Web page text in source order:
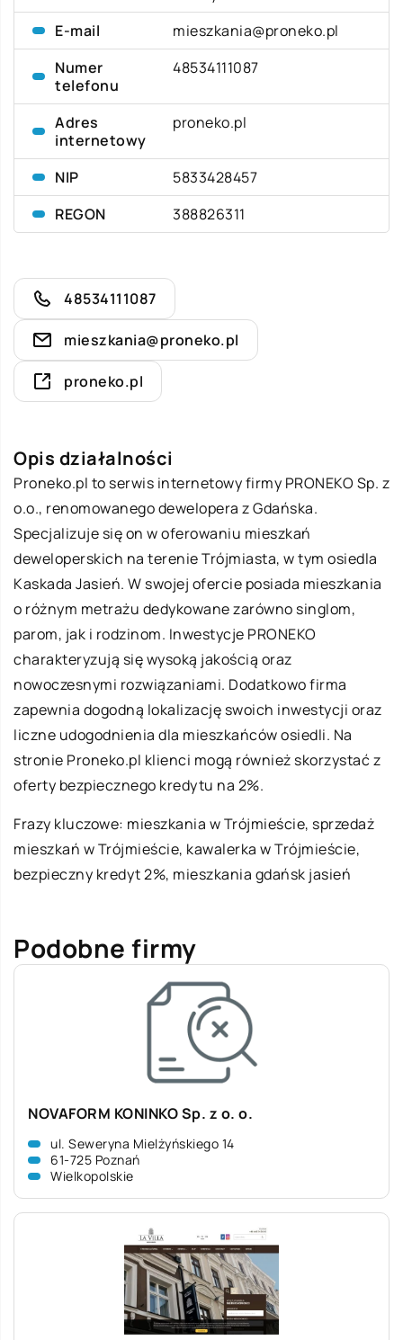
E-mail
mieszkania@proneko.pl
Numer
telefonu
48534111087
Adres
internetowy
proneko.pl
NIP
5833428457
REGON
388826311
48534111087
mieszkania@proneko.pl
proneko.pl
Opis działalności
Proneko.pl to serwis internetowy firmy PRONEKO Sp. z
o.o., renomowanego dewelopera z Gdańska.
Specjalizuje się on w oferowaniu mieszkań
deweloperskich na terenie Trójmiasta, w tym osiedla
Kaskada Jasień. W swojej ofercie posiada mieszkania
o różnym metrażu dedykowane zarówno singlom,
parom, jak i rodzinom. Inwestycje PRONEKO
charakteryzują się wysoką jakością oraz
nowoczesnymi rozwiązaniami. Dodatkowo firma
zapewnia dogodną lokalizację swoich inwestycji oraz
liczne udogodnienia dla mieszkańców osiedli. Na
stronie Proneko.pl klienci mogą również skorzystać z
oferty bezpiecznego kredytu na 2%.
Frazy kluczowe: mieszkania w Trójmieście, sprzedaż
mieszkań w Trójmieście, kawalerka w Trójmieście,
bezpieczny kredyt 2%, mieszkania gdańsk jasień
Podobne firmy
NOVAFORM KONINKO Sp. z o. o.
ul. Seweryna Mielżyńskiego 14
61-725 Poznań
Wielkopolskie